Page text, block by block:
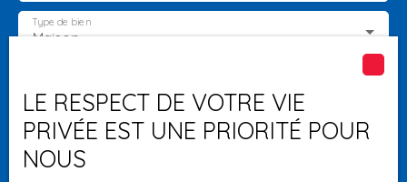
ACCUEIL PROGRAMMES
Estimation
Maison
Type de bien
Budget max (€)
Surface min (m²)
LE RESPECT DE VOTRE VIE
PRIVÉE EST UNE PRIORITÉ POUR
NOUS